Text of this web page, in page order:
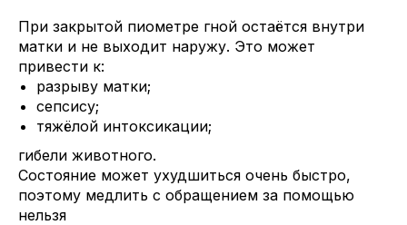
При закрытой пиометре гной остаётся внутри
матки и не выходит наружу. Это может
привести к:
разрыву матки;
сепсису;
тяжёлой интоксикации;
гибели животного.
Состояние может ухудшиться очень быстро,
поэтому медлить с обращением за помощью
нельзя